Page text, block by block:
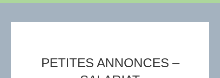
PETITES ANNONCES –